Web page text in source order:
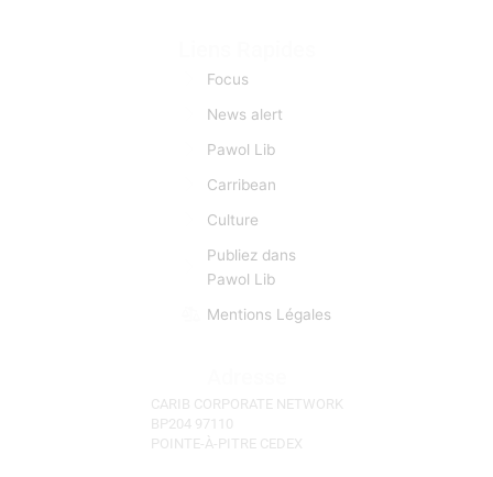
Focus
News alert
Pawol Lib
Carribean
Culture
Publiez dans
Pawol Lib
Mentions Légales
CARIB CORPORATE NETWORK
BP204 97110
POINTE-À-PITRE CEDEX